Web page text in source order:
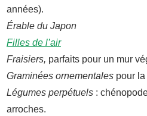
années).
Érable du Japon
Filles de l’air
Fraisiers, parfaits pour un mur
Graminées ornementales pour
Légumes perpétuels :
arroches.